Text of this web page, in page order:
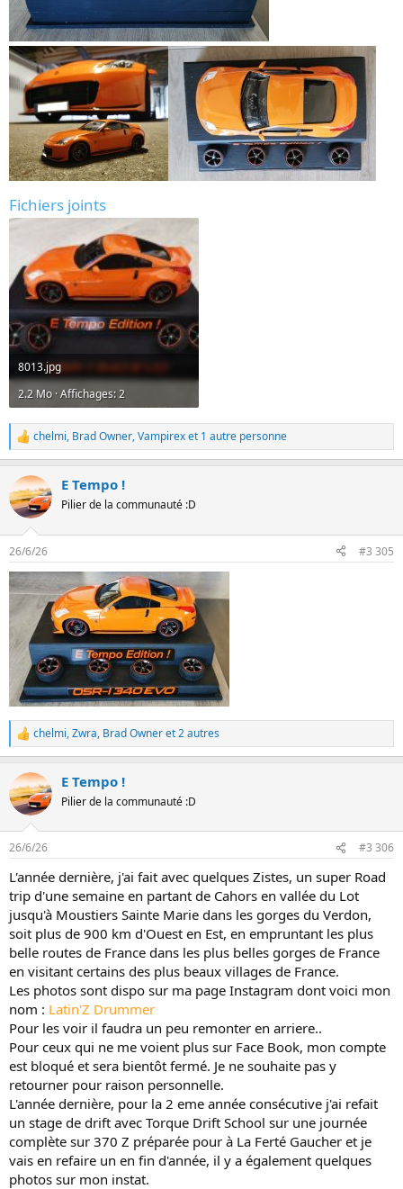
Fichiers joints
8013.jpg
2.2 Mo · Affichages: 2
L
e
r
é
a
i
o
n
:
chelmi, Brad Owner,Vampirexet 1 autre personne
E Tempo !
Pilier de la communauté :D
26/6/26 #3 305
L
e
r
é
a
i
n
s
chelmi,Zwra, Brad Owneret 2 autres
E Tempo !
Pilier de la communauté :D
26/6/26 #3 306
L'année dernière, j'ai fait avec quelques Zistes, un super Road
trip d'une semaine en partant de Cahors en vallée du Lot
jusqu'à Moustiers Sainte Marie dans les gorges du Verdon,
soit plus de 900 km d'Ouest en Est, en empruntant les plus
belle routes de France dans les plus belles gorges de France
en visitant certains des plus beaux villages de France.
Les photos sont dispo sur ma page Instagram dont voici mon
nom : Latin'Z Drummer
Pour les voir il faudra un peu remonter en arriere..
Pour ceux qui ne me voient plus sur Face Book, mon compte
est bloqué et sera bientôt fermé. Je ne souhaite pas y
retourner pour raison personnelle.
L'année dernière, pour la 2 eme année consécutive j'ai refait
un stage de drift avec Torque Drift School sur une journée
complète sur 370 Z préparée pour à La Ferté Gaucher et je
vais en refaire un en fin d'année, il y a également quelques
photos sur mon instat.